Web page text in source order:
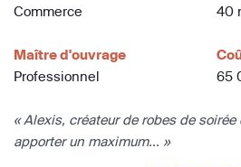
Commerce
40
Maître d'ouvrage
Professionnel
65
« Alexis, créateur de robes de
apporter un maximum... »